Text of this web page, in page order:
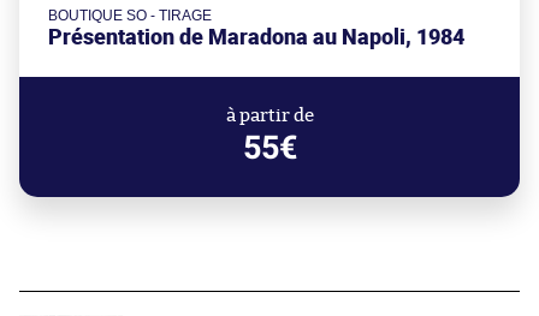
BOUTIQUE SO - TIRAGE
Présentation de Maradona au Napoli, 1984
à partir de
55€